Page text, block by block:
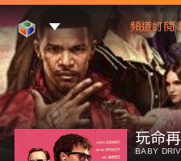
Mod Web頻道訂閱
玩命
BABY